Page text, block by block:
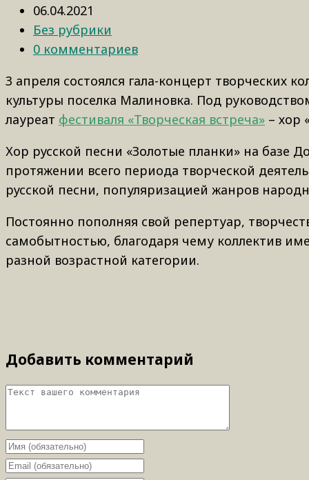
06.04.2021
Без рубрики
0 комментариев
3 апреля состоялся гала-концерт творческих
культуры поселка Малиновка. Под
лауреат фестиваля «Творческая встреча» – хор
Хор русской песни «Золотые планки» на базе
протяжении всего периода творческой
русской песни, популяризацией жанров
Постоянно пополняя свой репертуар,
самобытностью, благодаря чему коллектив
разной возрастной категории.
Добавить комментарий